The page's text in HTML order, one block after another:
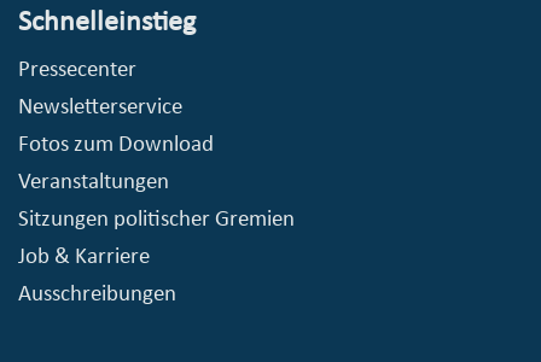
Schnelleinstieg
Pressecenter
Newsletterservice
Fotos zum Download
Veranstaltungen
Sitzungen politischer Gremien
Job & Karriere
Ausschreibungen